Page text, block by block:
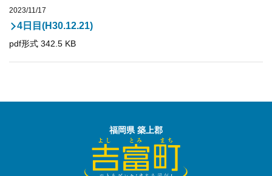
4日目(H30.12.21)
pdf形式 342.5 KB
2023/11/17
福岡県 築上郡